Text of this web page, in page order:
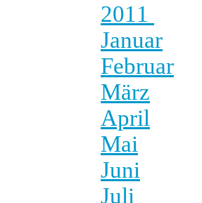
2011
Januar
Februar
März
April
Mai
Juni
Juli